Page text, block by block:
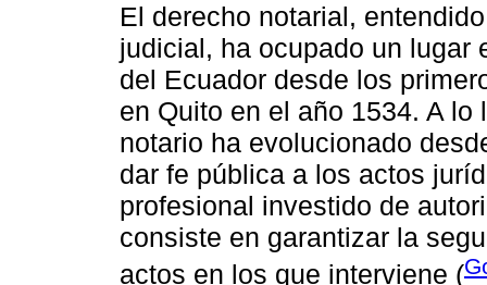
El derecho notarial,
judicial, ha ocupado un lugar
del Ecuador desde los
en Quito en el año 1534. A
notario ha evolucionado
dar fe pública a los actos
profesional investido de
consiste en garantizar la
actos en los que interviene (